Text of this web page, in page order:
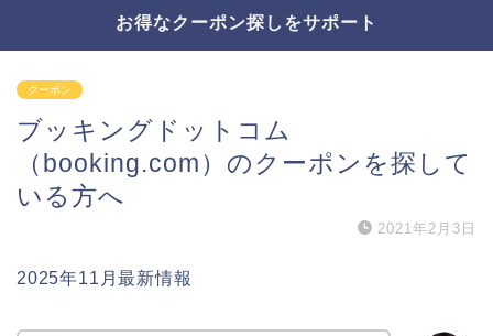
お得なクーポン探しをサポート
クーポン
ブッキングドットコム
（booking.com）のクーポンを探して
いる方へ
2021年2月3日
2025年11月最新情報